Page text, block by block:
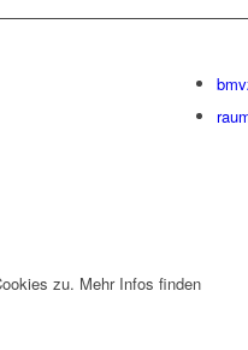
zu. Mehr Infos finden